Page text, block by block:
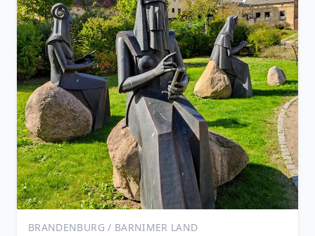
BRANDENBURG / BARNIMER LAND